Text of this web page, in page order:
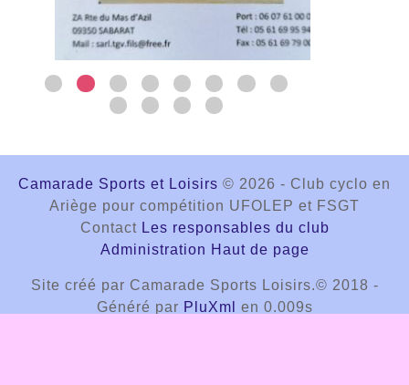
Camarade Sports et Loisirs © 2026 - Club cyclo en
Ariège pour compétition UFOLEP et FSGT
Contact Les responsables du club
Administration Haut de page
Site créé par Camarade Sports Loisirs.© 2018 -
Généré par PluXml en 0.009s